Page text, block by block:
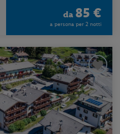
da 85 €
a persona per 2 notti